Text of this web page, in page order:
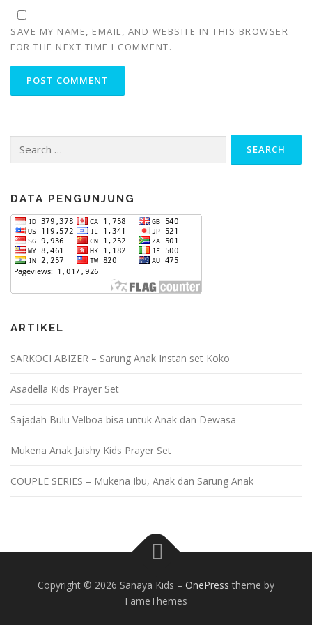
SAVE MY NAME, EMAIL, AND WEBSITE IN THIS BROWSER
FOR THE NEXT TIME I COMMENT.
for:
DATA PENGUNJUNG
ARTIKEL
SARKOCI ABIZER – Sarung Anak Instan set Koko
Asadella Kids Prayer Set
Sajadah Bulu Velboa bisa untuk Anak dan Dewasa
Mukena Anak Jaishy Kids Prayer Set
COUPLE SERIES – Mukena Ibu, Anak dan Sarung Anak
Copyright © 2026 Sanaya Kids – OnePress theme by
FameThemes